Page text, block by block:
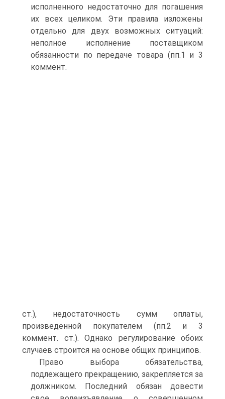
исполненного недостаточно для погашения
их всех целиком. Эти правила изложены
отдельно для двух возможных ситуаций:
неполное исполнение поставщиком
обязанности по передаче товара (пп.1 и 3
коммент.
ст.), недостаточность сумм оплаты,
произведенной покупателем (пп.2 и 3
коммент. ст.). Однако регулирование обоих
случаев строится на основе общих принципов.
Право выбора обязательства,
подлежащего прекращению, закрепляется за
должником. Последний обязан довести